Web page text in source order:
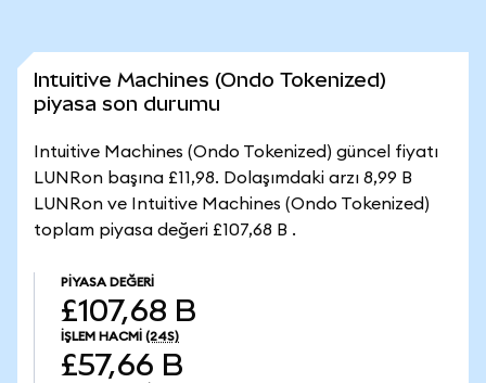
Intuitive Machines (Ondo Tokenized)
piyasa son durumu
Intuitive Machines (Ondo Tokenized) güncel fiyatı
LUNRon başına £11,98. Dolaşımdaki arzı 8,99 B
LUNRon ve Intuitive Machines (Ondo Tokenized)
toplam piyasa değeri £107,68 B .
PIYASA DEĞERI
£107,68 B
İŞLEM HACMI (24S)
£57,66 B